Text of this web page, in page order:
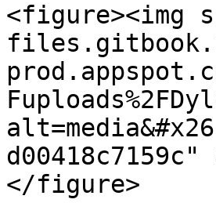
<figure><img
</figure>